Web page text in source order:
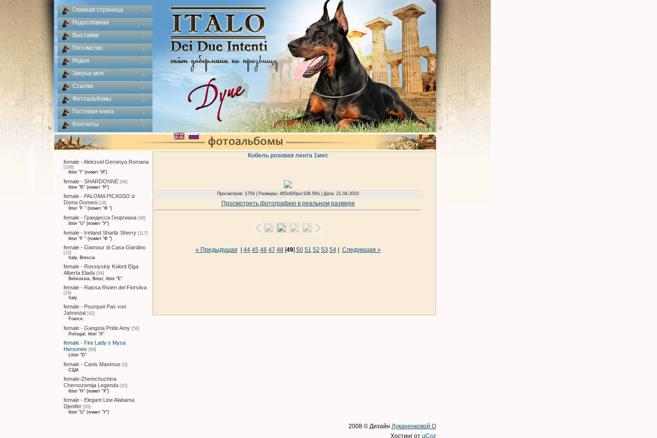
Главная страница
Родословная
Выставки
Потомство
Родня
Зверье мое
Ссылки
Фотоальбомы
Гостевая книга
Контакты
female - Aleksvel Geroinya Romana
[106]
litter "I" (помет "И")
female - SHARDONNE [86]
litter "R" (помет "Р")
female - PALOMA PICASSO iz
Doma Domeni [28]
litter "F " (помет "Ф ")
female - Грандесса Георгиана [48]
litter "U" (помет "У")
female - Irinland Sharliz Sherry [117]
litter "F " (помет "Ф ")
female - Giamour di Casa Giardino
[10]
Italy, Brescia
female - Rossiyskiy Kolorit Elga
Alberta Elada [94]
Belorussia, Brest, litter "E"
female - Raissa Rivien del Fiorsilva
[16]
Italy
female - Pourquoi Pas von
Jahrestal [42]
France.
female - Gangsta Pride Amy [56]
Portugal, litter "A"
female - Fire Lady s Mysa
Hersones [69]
Litter "D"
female - Canis Maximus [0]
США
female-Zhemchuzhina
Chernozemija Legenda [42]
litter "H" (помет "Х")
female - Elegant Line Alabama
Djenifer [65]
litter "U" (помет "У")
Кобель розовая лента 1мес
Просмотров: 1754 | Размеры: 465x600px/108.5Kb | Дата: 21.04.2010
Просмотреть фотографию в реальном размере
« Предыдущая 44 45 46 47 48[49] 50 51 52 53 54| Следующая »
2008 © Дизайн Луканенковой О
Хостинг от uCoz